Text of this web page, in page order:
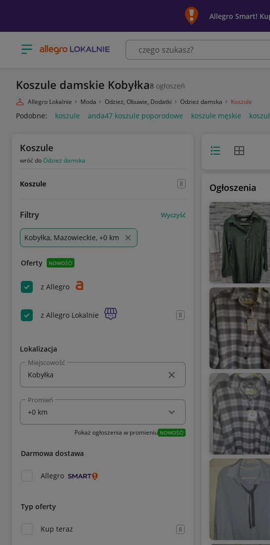
Allegro Smart!
Otwórz menu z kategoriami
Koszule damskie Kobyłka8 ogłoszeń
Allegro Lokalnie Moda Odzież, Obuwie, Dodatki Odzież damska Koszule
Podobne: koszule anda47 koszule poporodowe koszule męskie
Koszule
wróć doOdzież damska
Koszule 8
Filtry Wyczyść
Kobyłka, Mazowieckie, +0 km
Oferty NOWOŚĆ!
z Allegro
z Allegro Lokalnie 8
Lokalizacja
Miejscowość
Promień
Pokaż ogłoszenia w promieniu NOWOŚĆ!
Darmowa dostawa
Allegro
Typ oferty
Kup teraz 8
Widok listyWidok siatki
Ogłoszenia